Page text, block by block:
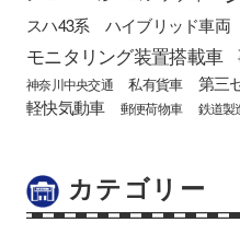
スハ43系 ハイブリッド車両
モニタリング装置搭載車
神奈川中央交通 私有貨車 第三
軽快気動車 郵便荷物車 鉄道製
カテゴリー